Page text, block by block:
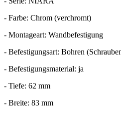
- Farbe: Chrom (verchromt)
- Montageart: Wandbefestigung
- Befestigungsart: Bohren
- Befestigungsmaterial: ja
- Tiefe: 62 mm
- Breite: 83 mm